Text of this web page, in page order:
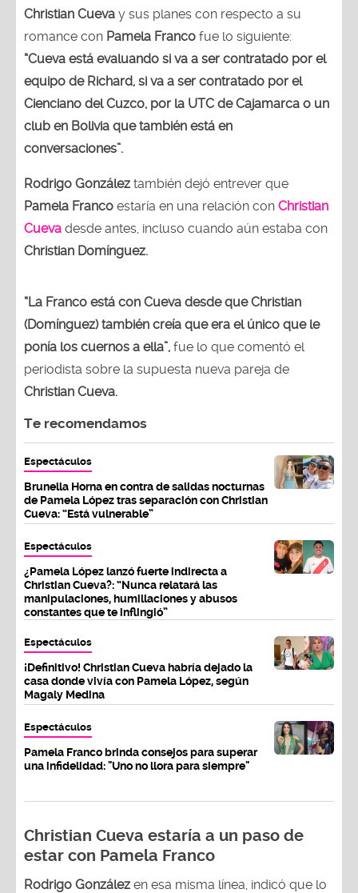
Christian Cueva y sus planes con respecto a su
romance con Pamela Franco fue lo siguiente:
“Cueva está evaluando si va a ser contratado por el
equipo de Richard, si va a ser contratado por el
Cienciano del Cuzco, por la UTC de Cajamarca o un
club en Bolivia que también está en
conversaciones”.
Rodrigo González también dejó entrever que
Pamela Franco estaría en una relación con Christian
Cueva desde antes, incluso cuando aún estaba con
Christian Domínguez.
“La Franco está con Cueva desde que Christian
(Domínguez) también creía que era el único que le
ponía los cuernos a ella”, fue lo que comentó el
periodista sobre la supuesta nueva pareja de
Christian Cueva.
Te recomendamos
Espectáculos
Brunella Horna en contra de salidas nocturnas
de Pamela López tras separación con Christian
Cueva: “Está vulnerable”
Espectáculos
¿Pamela López lanzó fuerte indirecta a
Christian Cueva?: “Nunca relatará las
manipulaciones, humillaciones y abusos
constantes que te inflingió”
Espectáculos
¡Definitivo! Christian Cueva habría dejado la
casa donde vivía con Pamela López, según
Magaly Medina
Espectáculos
Pamela Franco brinda consejos para superar
una infidelidad: "Uno no llora para siempre"
Christian Cueva estaría a un paso de
estar con Pamela Franco
Rodrigo González en esa misma línea, indicó que lo